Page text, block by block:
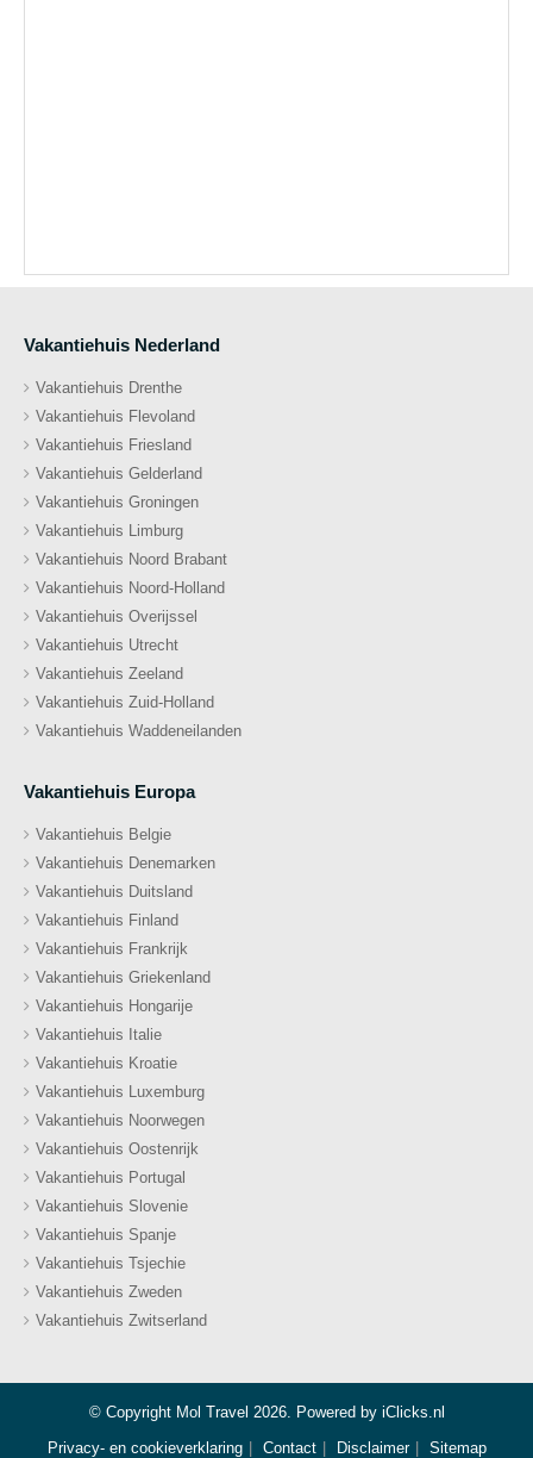
Vakantiehuis Nederland
Vakantiehuis Drenthe
Vakantiehuis Flevoland
Vakantiehuis Friesland
Vakantiehuis Gelderland
Vakantiehuis Groningen
Vakantiehuis Limburg
Vakantiehuis Noord Brabant
Vakantiehuis Noord-Holland
Vakantiehuis Overijssel
Vakantiehuis Utrecht
Vakantiehuis Zeeland
Vakantiehuis Zuid-Holland
Vakantiehuis Waddeneilanden
Vakantiehuis Europa
Vakantiehuis Belgie
Vakantiehuis Denemarken
Vakantiehuis Duitsland
Vakantiehuis Finland
Vakantiehuis Frankrijk
Vakantiehuis Griekenland
Vakantiehuis Hongarije
Vakantiehuis Italie
Vakantiehuis Kroatie
Vakantiehuis Luxemburg
Vakantiehuis Noorwegen
Vakantiehuis Oostenrijk
Vakantiehuis Portugal
Vakantiehuis Slovenie
Vakantiehuis Spanje
Vakantiehuis Tsjechie
Vakantiehuis Zweden
Vakantiehuis Zwitserland
© Copyright Mol Travel 2026. Powered by iClicks.nl
Privacy- en cookieverklaring
Contact Disclaimer Sitemap